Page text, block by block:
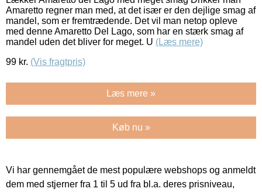
Amaretto regner man med, at det især er den dejlige smag af
mandel, som er fremtrædende. Det vil man netop opleve
med denne Amaretto Del Lago, som har en stærk smag af
mandel uden det bliver for meget. U (Læs mere)
99 kr. (Vis fragtpris)
Læs mere »
Køb nu »
Vi har gennemgået de mest populære webshops og anmeldt
dem med stjerner fra 1 til 5 ud fra bl.a. deres prisniveau,